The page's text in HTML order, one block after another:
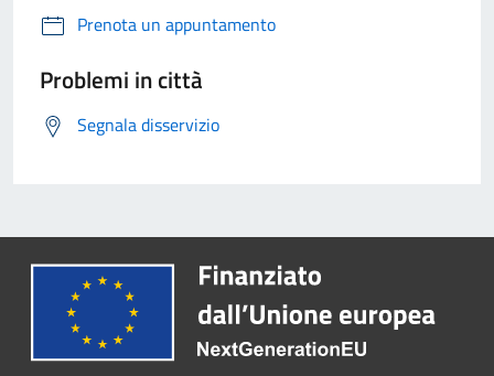
Prenota un appuntamento
Problemi in città
Segnala disservizio